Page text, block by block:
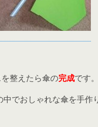
整えたら傘の完成です。
でおしゃれな傘を手作